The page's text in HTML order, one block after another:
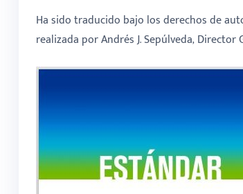
Ha sido traducido bajo los derechos de
realizada por Andrés J. Sepúlveda,